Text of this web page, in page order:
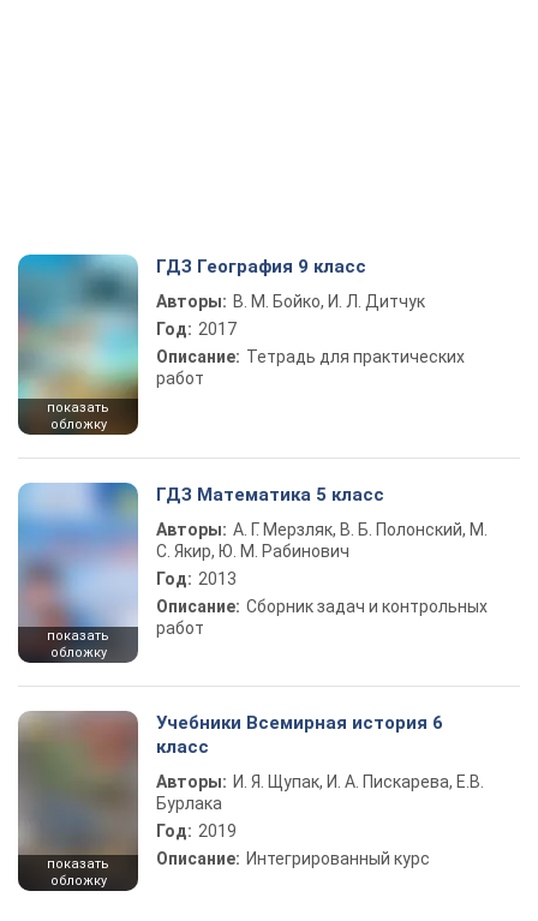
показать
обложку
ГДЗ География 9 класс
Авторы: В. М. Бойко, И. Л. Дитчук
Год: 2017
Описание: Тетрадь для практических
работ
показать
обложку
ГДЗ Математика 5 класс
Авторы: А. Г. Мерзляк, В. Б. Полонский, М.
С. Якир, Ю. М. Рабинович
Год: 2013
Описание: Сборник задач и контрольных
работ
показать
обложку
Учебники Всемирная история 6
класс
Авторы: И. Я. Щупак, И. А. Пискарева, Е.В.
Бурлака
Год: 2019
Описание: Интегрированный курс